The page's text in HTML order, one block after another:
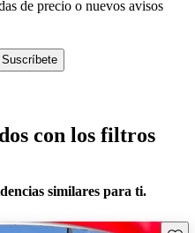
de precio o nuevos avisos
Suscríbete
con los filtros
similares para ti.